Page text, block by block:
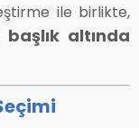
ile birlikte,
altında